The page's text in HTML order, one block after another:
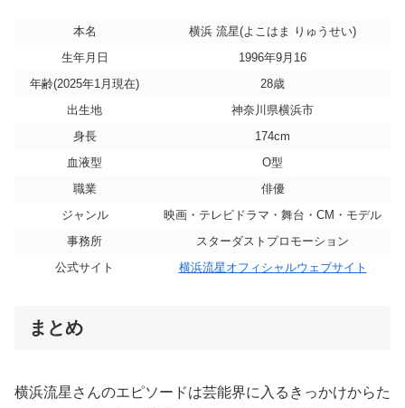
本名
横浜 流星(よこはま りゅうせい)
生年月日
1996年9月16
年齢(2025年1月現在)
28歳
出生地
神奈川県横浜市
身長
174cm
血液型
О型
職業
俳優
ジャンル
映画・テレビドラマ・舞台・CM・モデル
事務所
スターダストプロモーション
公式サイト
横浜流星オフィシャルウェブサイト
まとめ
横浜流星さんのエピソードは芸能界に入るきっかけからた